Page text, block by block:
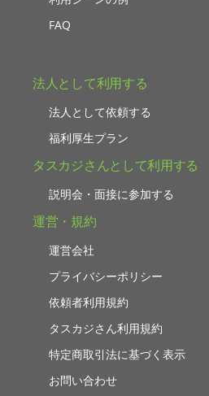
FAQ
法人として利用する
法人として依頼する
福利厚生プラン
タスカジさんとして利用する
説明会・面接に参加する
運営・規約
運営会社
プライバシーポリシー
依頼者利用規約
タスカジさん利用規約
特定商取引法に基づく表示
お問い合わせ